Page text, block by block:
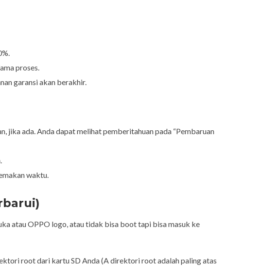
proses.
garansi akan berakhir.
jika ada. Anda dapat melihat pemberitahuan pada “Pembaruan
waktu.
atau OPPO logo, atau tidak bisa boot tapi bisa masuk ke
root dari kartu SD Anda (A direktori root adalah paling atas